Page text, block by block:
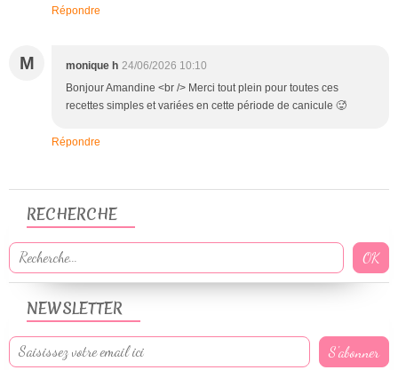
Répondre
M monique h 24/06/2026 10:10
Bonjour Amandine <br /> Merci tout plein pour toutes ces
recettes simples et variées en cette période de canicule 🥵
Répondre
NEWSLETTER
RECHERCHE